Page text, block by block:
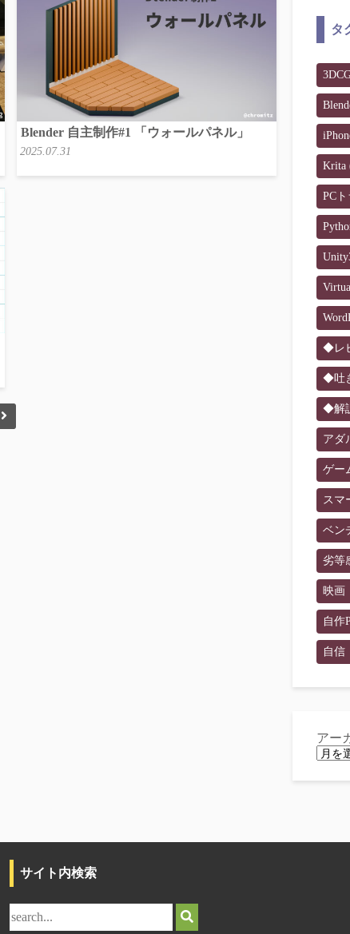
Blender 自主制作#1 「ウォールパネル」
2025.07.31
タ
Krita
PC
◆レ
◆吐
◆解
アダ
ゲー
スマ
ベン
劣等
映画
自作
自信
アー
サイト内検索
イ